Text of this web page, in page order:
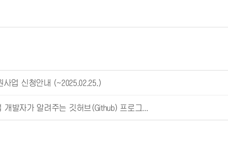
사업 신청안내 (~2025.02.25.)
발자가 알려주는 깃허브(Github) 프로그...